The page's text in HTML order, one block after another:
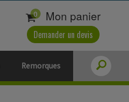
Remorques
0 Mon panier
Demander un devis